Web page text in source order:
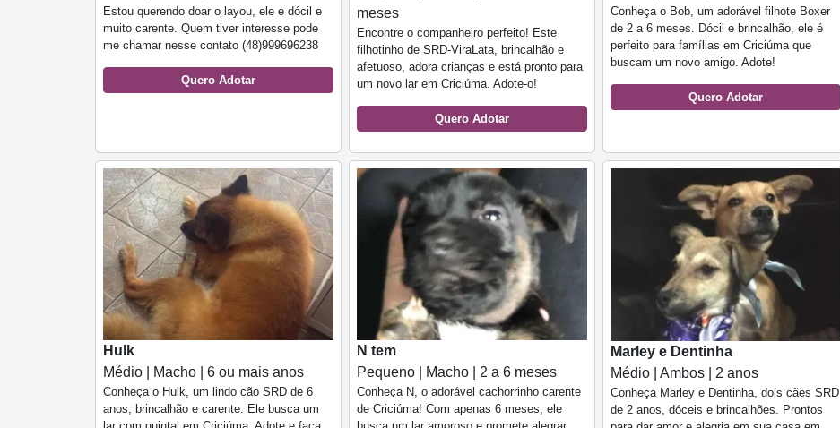
Estou querendo doar o layou, ele e dócil e
muito carente. Quem tiver interesse pode
me chamar nesse contato (48)999696238
Quero Adotar
meses
Encontre o companheiro perfeito! Este
filhotinho de SRD-ViraLata, brincalhão e
afetuoso, adora crianças e está pronto para
um novo lar em Criciúma. Adote-o!
Quero Adotar
Conheça o Bob, um adorável filhote Boxer
de 2 a 6 meses. Dócil e brincalhão, ele é
perfeito para famílias em Criciúma que
buscam um novo amigo. Adote!
Quero Adotar
Hulk
Médio | Macho | 6 ou mais anos
Conheça o Hulk, um lindo cão SRD de 6
anos, brincalhão e carente. Ele busca um
N tem
Pequeno | Macho | 2 a 6 meses
Conheça N, o adorável cachorrinho carente
de Criciúma! Com apenas 6 meses, ele
Marley e Dentinha
Médio | Ambos | 2 anos
Conheça Marley e Dentinha, dois cães SRD
de 2 anos, dóceis e brincalhões. Prontos